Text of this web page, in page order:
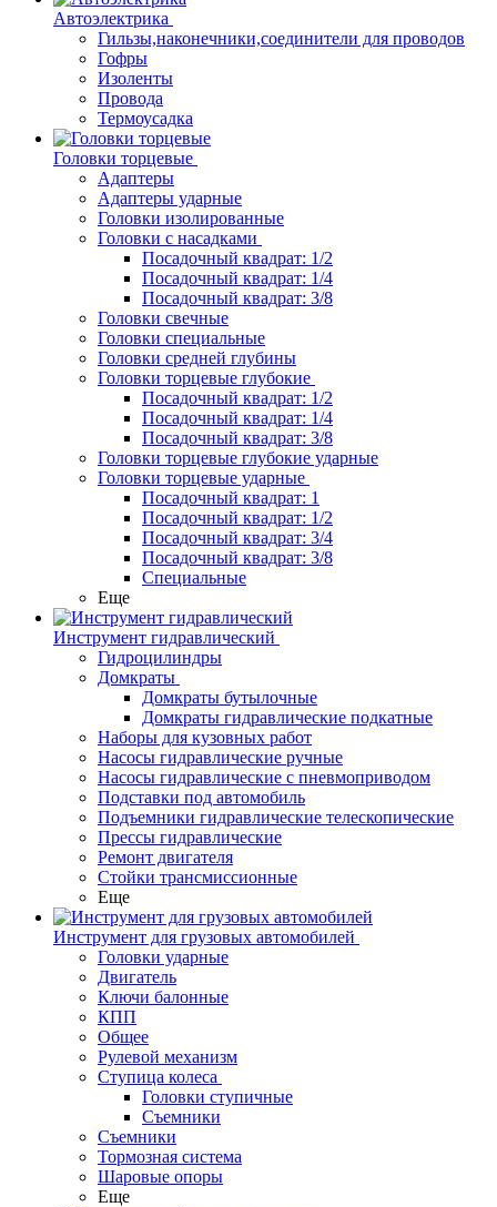
Автоэлектрика
Гильзы,наконечники,соединители для проводов
Гофры
Изоленты
Провода
Термоусадка
Головки торцевые
Адаптеры
Адаптеры ударные
Головки изолированные
Головки с насадками
Посадочный квадрат: 1/2
Посадочный квадрат: 1/4
Посадочный квадрат: 3/8
Головки свечные
Головки специальные
Головки средней глубины
Головки торцевые глубокие
Посадочный квадрат: 1/2
Посадочный квадрат: 1/4
Посадочный квадрат: 3/8
Головки торцевые глубокие ударные
Головки торцевые ударные
Посадочный квадрат: 1
Посадочный квадрат: 1/2
Посадочный квадрат: 3/4
Посадочный квадрат: 3/8
Специальные
Еще
Инструмент гидравлический
Гидроцилиндры
Домкраты
Домкраты бутылочные
Домкраты гидравлические подкатные
Наборы для кузовных работ
Насосы гидравлические ручные
Насосы гидравлические с пневмоприводом
Подставки под автомобиль
Подъемники гидравлические телескопические
Прессы гидравлические
Ремонт двигателя
Стойки трансмиссионные
Еще
Инструмент для грузовых автомобилей
Головки ударные
Двигатель
Ключи балонные
КПП
Общее
Рулевой механизм
Ступица колеса
Головки ступичные
Съемники
Съемники
Тормозная система
Шаровые опоры
Еще